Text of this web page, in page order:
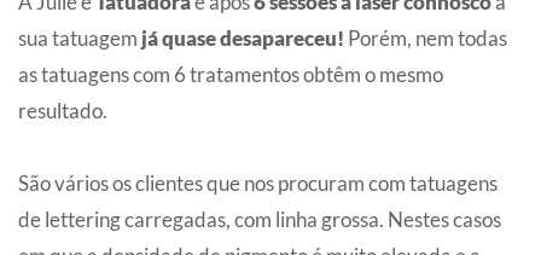
sua tatuagem já quase desapareceu! Porém, nem todas
as tatuagens com 6 tratamentos obtêm o mesmo
resultado.
São vários os clientes que nos procuram com tatuagens
de lettering carregadas, com linha grossa. Nestes casos